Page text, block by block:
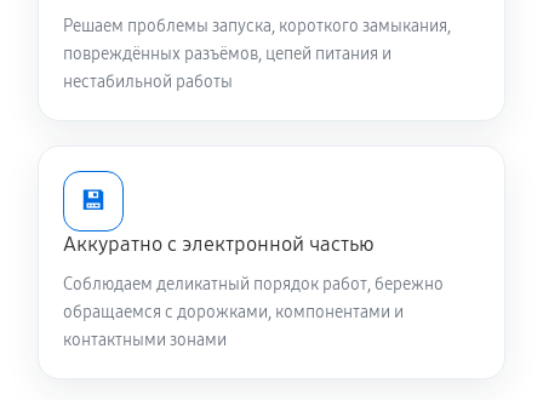
Решаем проблемы запуска, короткого замыкания,
повреждённых разъёмов, цепей питания и
нестабильной работы
💾
Аккуратно с электронной частью
Соблюдаем деликатный порядок работ, бережно
обращаемся с дорожками, компонентами и
контактными зонами